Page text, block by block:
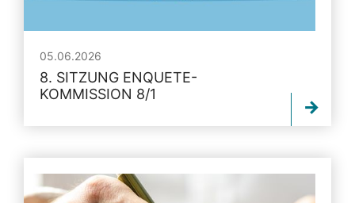
05.06.2026
8. SITZUNG ENQUETE-
KOMMISSION 8/1